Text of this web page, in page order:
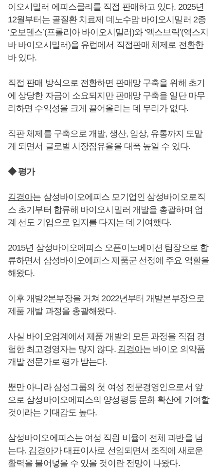
이오시밀러 에피스클리를 직접 판매하고 있다. 2025년
12월부터는 골질환 치료제 데노수맙 바이오시밀러 2종
‘오보덴스’(프롤리아 바이오시밀러)와 ‘엑스브릭’(엑스지
바 바이오시밀러)을 유럽에서 직접판매 체제로 전환한
바 있다.
직접 판매 방식으로 전환하면 판매망 구축을 위해 초기
에 상당한 자금이 소요되지만 판매망 구축을 일단 마무
리하면 수익성을 크게 끌어올리는 데 무리가 없다.
직판 체제를 구축으로 개발, 생산, 임상, 유통까지 도맡
게 되면서 글로벌 시장점유율을 대폭 높일 수 있다.
◆ 평가
김경아는 삼성바이오에피스 모기업인 삼성바이오로직
스 초기부터 합류해 바이오시밀러 개발을 총괄하며 업
계 선도 기업으로 입지를 다지는 데 기여했다.
2015년 삼성바이오에피스 오픈이노베이션 팀장으로 합
류하면서 삼성바이오에피스 제품군 선정에 주요 역할을
해왔다.
이후 개발2본부장을 거쳐 2022년부터 개발본부장으로
제품 개발 과정을 총괄해왔다.
사실 바이오업계에서 제품 개발의 모든 과정을 직접 경
험한 최고경영자는 많지 않다. 김경아는 바이오 의약품
개발 전문가로 평가 받는다.
뿐만 아니라 삼성그룹의 첫 여성 전문경영인으로서 앞
으로 삼성바이오에피스의 양성평등 문화 확산에 기여할
것이라는 기대감도 높다.
삼성바이오에피스는 여성 직원 비율이 전체 과반을 넘
는다. 김경아가 대표이사로 선임되면서 조직에 새로운
활력을 불어넣을 수 있을 것이란 전망이 나왔다.